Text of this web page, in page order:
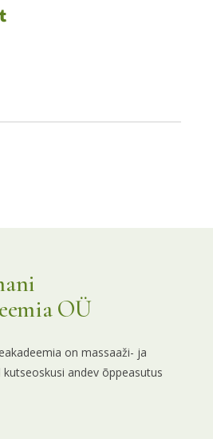
OÜ
on massaaži- ja
andev õppeasutus